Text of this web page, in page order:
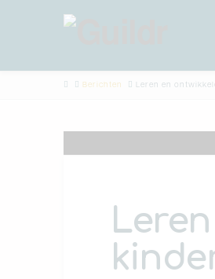
HomeBerichten Leren en